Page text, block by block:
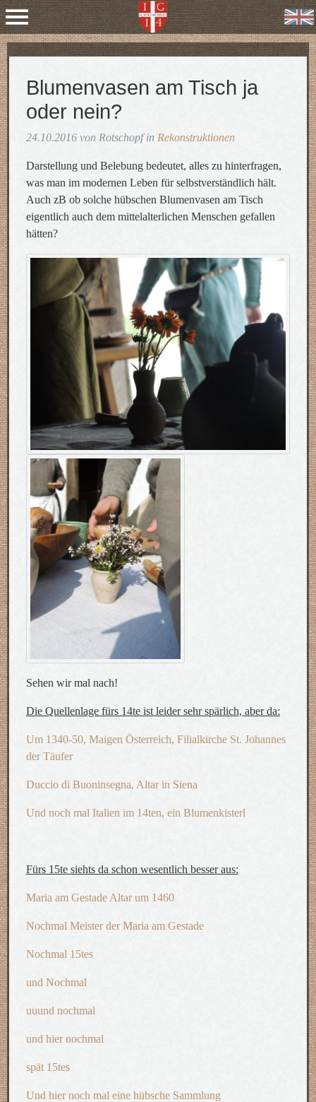
Blumenvasen am Tisch ja
oder nein?
24.10.2016 von Rotschopf in Rekonstruktionen
Darstellung und Belebung bedeutet, alles zu hinterfragen,
was man im modernen Leben für selbstverständlich hält.
Auch zB ob solche hübschen Blumenvasen am Tisch
eigentlich auch dem mittelalterlichen Menschen gefallen
hätten?
Sehen wir mal nach!
Die Quellenlage fürs 14te ist leider sehr spärlich, aber da:
Um 1340-50, Maigen Österreich, Filialkirche St. Johannes
der Täufer
Duccio di Buoninsegna, Altar in Siena
Und noch mal Italien im 14ten, ein Blumenkisterl
Fürs 15te siehts da schon wesentlich besser aus:
Maria am Gestade Altar um 1460
Nochmal Meister der Maria am Gestade
Nochmal 15tes
und Nochmal
uuund nochmal
und hier nochmal
spät 15tes
Und hier noch mal eine hübsche Sammlung